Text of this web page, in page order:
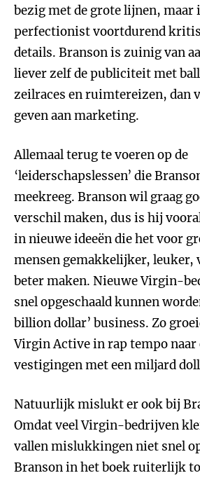
bezig met de grote lijnen, maar
perfectionist voortdurend
details. Branson is zuinig van
liever zelf de publiciteit met
zeilraces en ruimtereizen, dan
geven aan marketing.
Allemaal terug te voeren op de
‘leiderschapslessen’ die
meekreeg. Branson wil graag
verschil maken, dus is hij
in nieuwe ideeën die het voor
mensen gemakkelijker, leuker,
beter maken. Nieuwe Virgin-
snel opgeschaald kunnen
billion dollar’ business. Zo
Virgin Active in rap tempo naar
vestigingen met een miljard
Natuurlijk mislukt er ook bij
Omdat veel Virgin-bedrijven
vallen mislukkingen niet snel
Branson in het boek ruiterlijk